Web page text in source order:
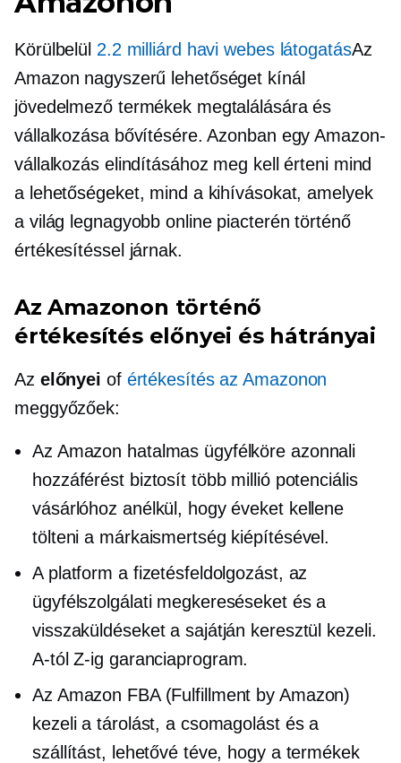
Körülbelül 2.2 milliárd havi webes látogatásAz
Amazon nagyszerű lehetőséget kínál
jövedelmező termékek megtalálására és
vállalkozása bővítésére. Azonban egy Amazon-
vállalkozás elindításához meg kell érteni mind
a lehetőségeket, mind a kihívásokat, amelyek
a világ legnagyobb online piacterén történő
értékesítéssel járnak.
Az Amazonon történő
értékesítés előnyei és hátrányai
Az előnyei of értékesítés az Amazonon
meggyőzőek:
Az Amazon hatalmas ügyfélköre azonnali
hozzáférést biztosít több millió potenciális
vásárlóhoz anélkül, hogy éveket kellene
tölteni a márkaismertség kiépítésével.
A platform a fizetésfeldolgozást, az
ügyfélszolgálati megkereséseket és a
visszaküldéseket a sajátján keresztül kezeli.
A-tól Z-ig garanciaprogram.
Az Amazon FBA (Fulfillment by Amazon)
kezeli a tárolást, a csomagolást és a
szállítást, lehetővé téve, hogy a termékek